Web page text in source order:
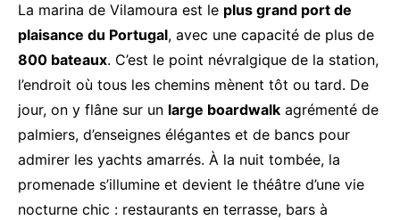
La marina de Vilamoura est le plus grand port de
plaisance du Portugal, avec une capacité de plus de
800 bateaux. C’est le point névralgique de la station,
l’endroit où tous les chemins mènent tôt ou tard. De
jour, on y flâne sur un large boardwalk agrémenté de
palmiers, d’enseignes élégantes et de bancs pour
admirer les yachts amarrés. À la nuit tombée, la
promenade s’illumine et devient le théâtre d’une vie
nocturne chic : restaurants en terrasse, bars à